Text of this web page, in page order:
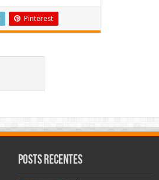
Pinterest
Posts Recentes